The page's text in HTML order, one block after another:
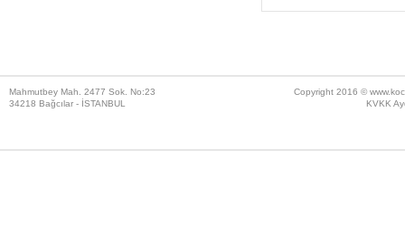
Mahmutbey Mah. 2477 Sok. No:23
34218 Bağcılar - İSTANBUL
Copyright 2016 ©
KVKK